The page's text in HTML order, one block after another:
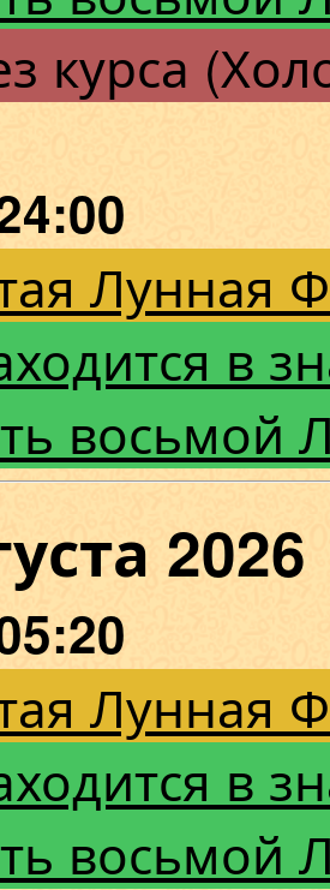
курса
Лунная
в
восьмой
Лунная
в
восьмой